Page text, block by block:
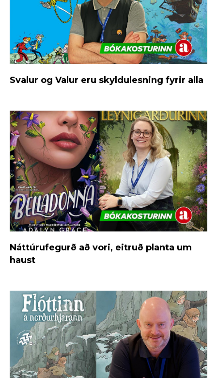
Svalur og Valur eru skyldulesning fyrir alla
Náttúrufegurð að vori, eitruð planta um
haust